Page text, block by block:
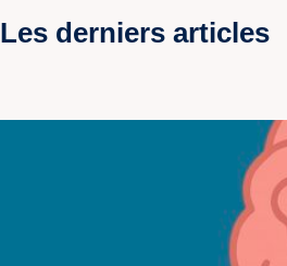
Les derniers articles